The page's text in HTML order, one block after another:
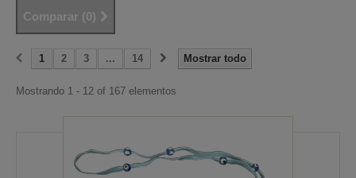
Comparar (0)
Mostrar todo
1 2 3 ... 14
Mostrando 1 - 12 of 167 elementos